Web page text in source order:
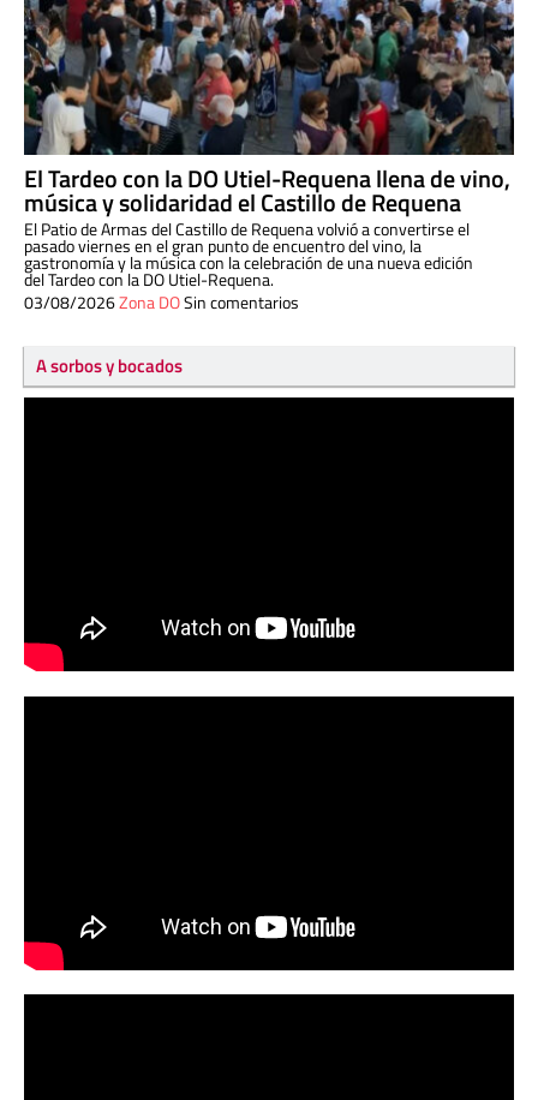
El Tardeo con la DO Utiel-Requena llena de vino,
música y solidaridad el Castillo de Requena
El Patio de Armas del Castillo de Requena volvió a convertirse el
pasado viernes en el gran punto de encuentro del vino, la
gastronomía y la música con la celebración de una nueva edición
del Tardeo con la DO Utiel-Requena.
03/08/2026Zona DOSin comentarios
A sorbos y bocados